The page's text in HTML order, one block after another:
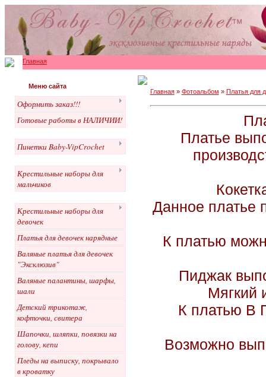
Главная
Меню сайта
Оформить заказ!!!
Готовые работы в НАЛИЧИИ!
Пинетки Baby-VipCrochet
Крестильные наборы для
мальчиков
Крестильные наборы для
девочек
Платья для девочек нарядные
Валяные платья для девочек
"Эксклюзив"
Валяные палантины, шарфы,
шали
Детский трикотаж,
кофточки, свитера
Шапочки, шляпки, повязки на
голову, кепи
Пледы на выписку, покрывало
в кроватку
Главная» Фотоальбом » Платья для
Платье
Данное платье
К платью
Пиджак
Мягкий
К платью В
Возможно